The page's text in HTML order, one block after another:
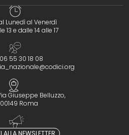
Lunedì al Venerdì
13 e dalle 14 alle 17
06 55 30 18 08
Giuseppe Belluzzo,
00149 Roma
NEWSLETTER